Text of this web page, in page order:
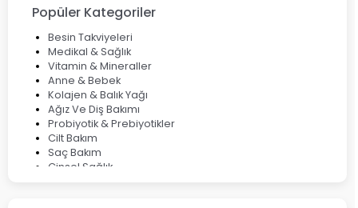
Çözüm Yolları
Bocavirüs Enfeksiyonu Hakkında Bilmeniz Gerekenler
Deep Flex Topraklama Matı Nedir? Detaylı Rehber
Mumiyo Nedir? Faydaları ve Kullanım Alanları Nelerdir?
Popüler Kategoriler
Besin Takviyeleri
Medikal & Sağlık
Vitamin & Mineraller
Anne & Bebek
Kolajen & Balık Yağı
Ağız Ve Diş Bakımı
Probiyotik & Prebiyotikler
Cilt Bakım
Saç Bakım
Cinsel Sağlık